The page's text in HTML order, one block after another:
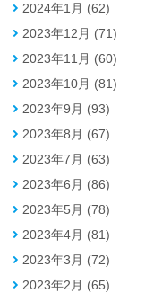
2024年1月 (62)
2023年12月 (71)
2023年11月 (60)
2023年10月 (81)
2023年9月 (93)
2023年8月 (67)
2023年7月 (63)
2023年6月 (86)
2023年5月 (78)
2023年4月 (81)
2023年3月 (72)
2023年2月 (65)